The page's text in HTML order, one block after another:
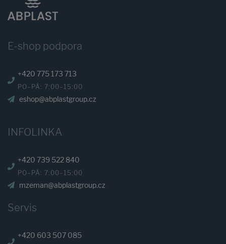
E-shop podpora
+420 775 173 713
PO–PÁ: 7:00–15:00
eshop@abplastgroup.cz
INFOLINKA
+420 739 522 840
PO–PÁ: 7:00–15:00
mzeman@abplastgroup.cz
Servis
+420 603 507 085